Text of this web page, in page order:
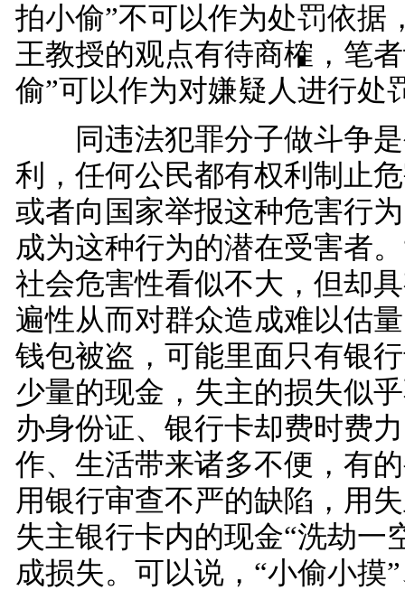
拍小偷”不可以作为处罚依据
王教授的观点有待商榷，笔
偷”可以作为对嫌疑人进行处
同违法犯罪分子做斗争是
利，任何公民都有权利制止
或者向国家举报这种危害行
成为这种行为的潜在受害者
社会危害性看似不大，但却
遍性从而对群众造成难以估
钱包被盗，可能里面只有银
少量的现金，失主的损失似
办身份证、银行卡却费时费
作、生活带来诸多不便，有
用银行审查不严的缺陷，用
失主银行卡内的现金“洗劫一
成损失。可以说，“小偷小摸